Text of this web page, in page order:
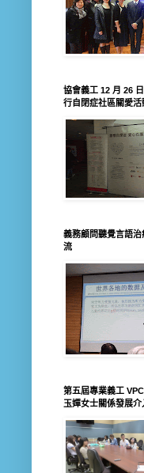
協會義工 12 月 26
行自閉症社區關愛活
義務顧問聽覺言語
流
第五屆專業義工
玉嬋女士關係發展介